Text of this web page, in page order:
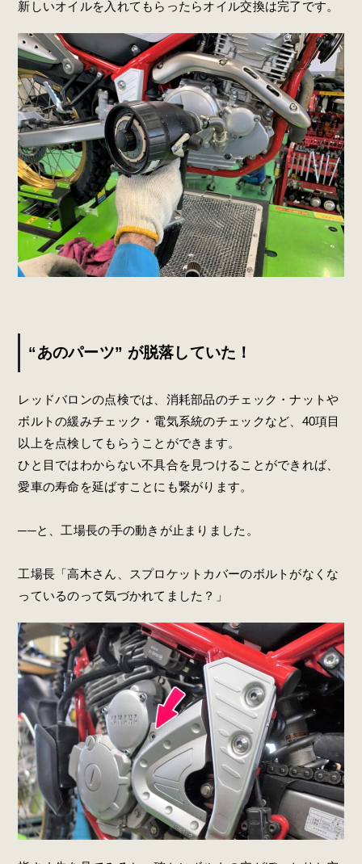
新しいオイルを入れてもらったらオイル交換は完了です。
“あのパーツ” が脱落していた！
レッドバロンの点検では、消耗部品のチェック・ナットや
ボルトの緩みチェック・電気系統のチェックなど、40項目
以上を点検してもらうことができます。
ひと目ではわからない不具合を見つけることができれば、
愛車の寿命を延ばすことにも繋がります。
──と、工場長の手の動きが止まりました。
工場長「高木さん、スプロケットカバーのボルトがなくな
っているのって気づかれてました？」